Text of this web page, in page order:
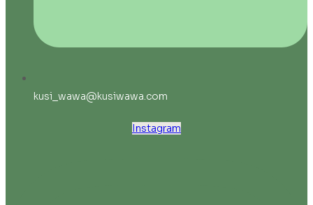
kusi_wawa@kusiwawa.com
Instagram